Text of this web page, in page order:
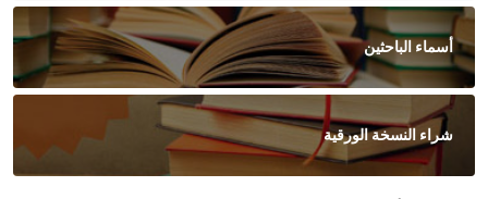
أسماء الباحثين
شراء النسخة الورقية